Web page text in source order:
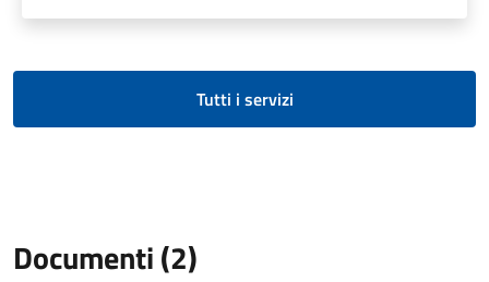
Tutti i servizi
Documenti (2)